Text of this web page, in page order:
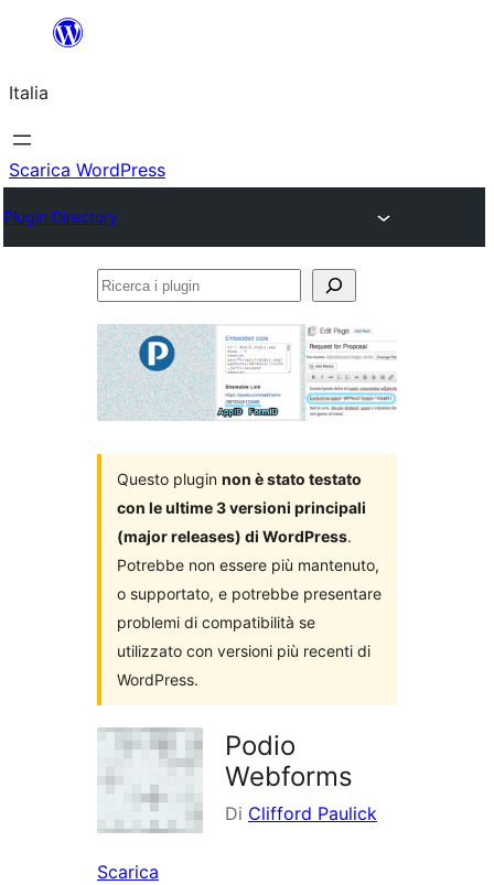
contenuto
Italia
Scarica WordPress
Plugin Directory
Ricerca
plugin
Questo plugin non è stato testato
con le ultime 3 versioni principali
(major releases) di WordPress.
Potrebbe non essere più mantenuto,
o supportato, e potrebbe presentare
problemi di compatibilità se
utilizzato con versioni più recenti di
WordPress.
Podio
Webforms
Di Clifford Paulick
Scarica